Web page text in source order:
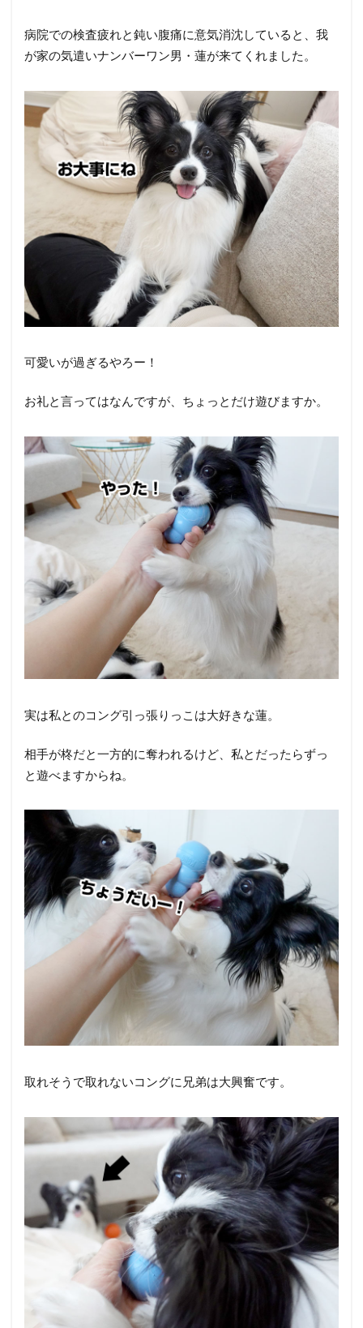
病院での検査疲れと鈍い腹痛に意気消沈していると、我
が家の気遣いナンバーワン男・蓮が来てくれました。
可愛いが過ぎるやろー！
お礼と言ってはなんですが、ちょっとだけ遊びますか。
実は私とのコング引っ張りっこは大好きな蓮。
相手が柊だと一方的に奪われるけど、私とだったらずっ
と遊べますからね。
取れそうで取れないコングに兄弟は大興奮です。